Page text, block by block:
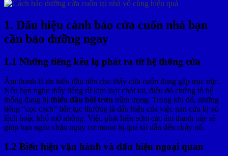
1. Dấu hiệu cảnh báo cửa cuốn nhà bạn
cần bảo dưỡng ngay
1.1 Những tiếng kêu lạ phát ra từ hệ thống cửa
Âm thanh là tín hiệu đầu tiên cho thấy cửa cuốn đang gặp trục trặc.
Nếu bạn nghe thấy tiếng rít kim loại chói tai, điều đó chứng tỏ hệ
thống đang bị thiếu dầu bôi trơn trầm trọng. Trong khi đó, những
tiếng “cọc cạch” liên tục thường là dấu hiệu của việc nan cửa bị xô
lệch hoặc khô mỡ nhông. Việc phát hiện sớm các âm thanh này sẽ
giúp bạn ngăn chặn nguy cơ motor bị quá tải dẫn đến cháy nổ.
1.2 Biểu hiện vận hành và dấu hiệu ngoại quan